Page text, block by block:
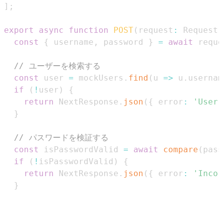
] ;
export async function POST( request : Request
const
{ username , password } = await
// ユーザーを検索する
const
user = mockUsers . find ( u => u .
if
( ! user )
{
return
NextResponse . json ( { error :
}
// パスワードを検証する
const
isPasswordValid = await compare (
if
( ! isPasswordValid )
{
return
NextResponse . json ( { error :
}